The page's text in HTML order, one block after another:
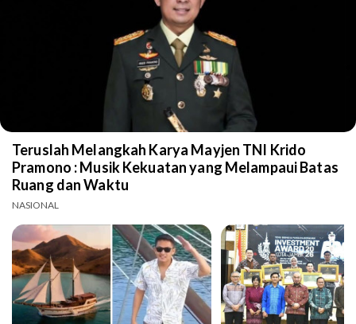
Teruslah Melangkah Karya Mayjen TNI Krido
Pramono : Musik Kekuatan yang Melampaui Batas
Ruang dan Waktu
NASIONAL